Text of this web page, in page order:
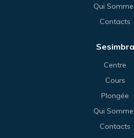
Qui
Contacts
Sesimbra
Centre
Cours
Plongée
Qui
Contacts